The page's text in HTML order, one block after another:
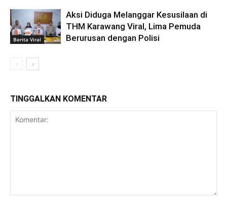
Berita Viral
Aksi Diduga Melanggar Kesusilaan di
THM Karawang Viral, Lima Pemuda
Berurusan dengan Polisi
TINGGALKAN KOMENTAR